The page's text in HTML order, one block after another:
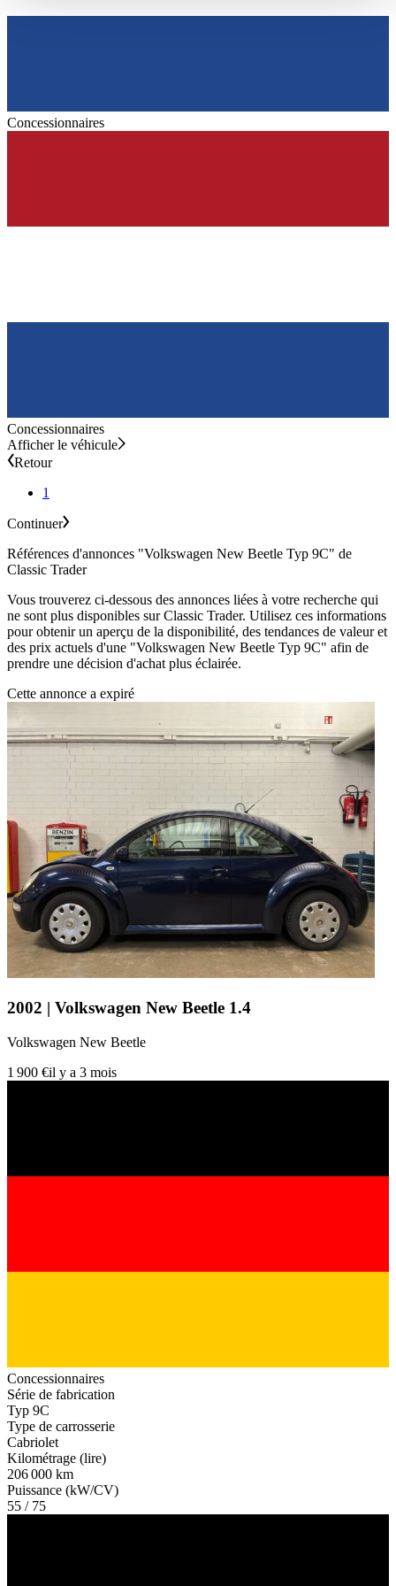
Concessionnaires
Concessionnaires
Afficher le véhicule
Retour
1
Continuer
Références d'annonces "Volkswagen New Beetle Typ 9C" de
Classic Trader
Vous trouverez ci-dessous des annonces liées à votre recherche qui
ne sont plus disponibles sur Classic Trader. Utilisez ces informations
pour obtenir un aperçu de la disponibilité, des tendances de valeur et
des prix actuels d'une "Volkswagen New Beetle Typ 9C" afin de
prendre une décision d'achat plus éclairée.
Cette annonce a expiré
2002 | Volkswagen New Beetle 1.4
Volkswagen New Beetle
1 900 €il y a 3 mois
Concessionnaires
Série de fabrication
Typ 9C
Type de carrosserie
Cabriolet
Kilométrage (lire)
206 000 km
Puissance (kW/CV)
55 / 75